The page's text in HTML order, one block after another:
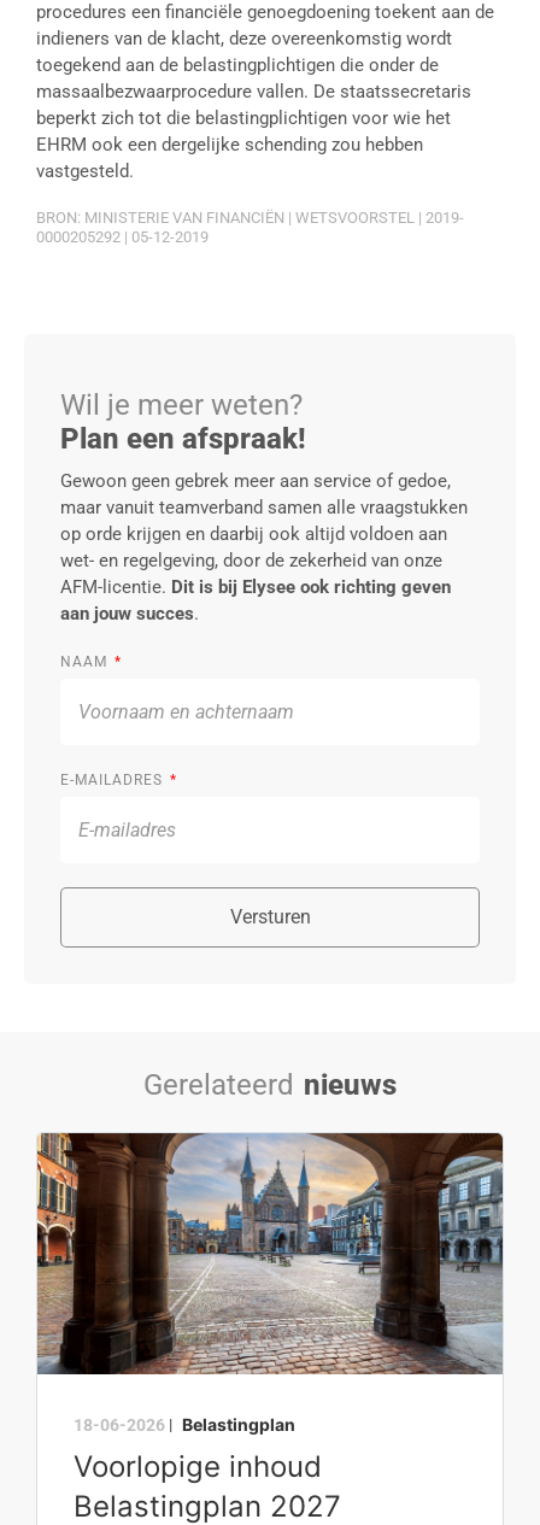
procedures een financiële genoegdoening toekent aan de
indieners van de klacht, deze overeenkomstig wordt
toegekend aan de belastingplichtigen die onder de
massaalbezwaarprocedure vallen. De staatssecretaris
beperkt zich tot die belastingplichtigen voor wie het
EHRM ook een dergelijke schending zou hebben
vastgesteld.
BRON: MINISTERIE VAN FINANCIËN | WETSVOORSTEL | 2019-
0000205292 | 05-12-2019
Wil je meer weten?
Plan een afspraak!
Gewoon geen gebrek meer aan service of gedoe,
maar vanuit teamverband samen alle vraagstukken
op orde krijgen en daarbij ook altijd voldoen aan
wet- en regelgeving, door de zekerheid van onze
AFM-licentie. Dit is bij Elysee ook richting geven
aan jouw succes.
NAAM
E-MAILADRES
Versturen
Gerelateerd nieuws
18-06-2026 | Belastingplan
Voorlopige inhoud
Belastingplan 2027